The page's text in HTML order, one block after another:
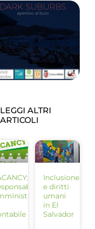
LEGGI ALTRI
ARTICOLI
Inclusione
e diritti
umani
in El
Salvador